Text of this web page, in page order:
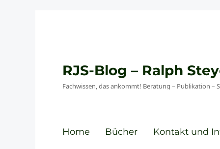
RJS-Blog – Ralph
Fachwissen, das ankommt! Beratung – Publikation –
Home Bücher Kontakt und